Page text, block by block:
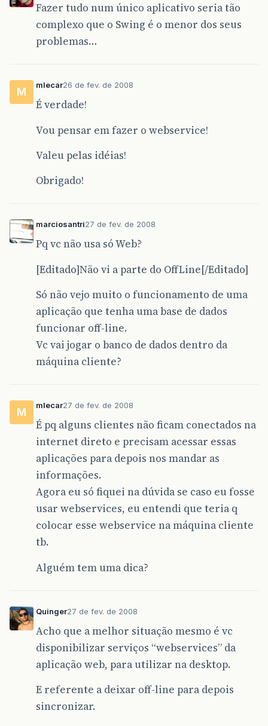
Fazer tudo num único aplicativo seria tão
complexo que o Swing é o menor dos seus
problemas…
M
mlecar26 de fev. de 2008
É verdade!
Vou pensar em fazer o webservice!
Valeu pelas idéias!
Obrigado!
marciosantri27 de fev. de 2008
Pq vc não usa só Web?
[Editado]Não vi a parte do OffLine[/Editado]
Só não vejo muito o funcionamento de uma
aplicação que tenha uma base de dados
funcionar off-line.
Vc vai jogar o banco de dados dentro da
máquina cliente?
M
mlecar27 de fev. de 2008
É pq alguns clientes não ficam conectados na
internet direto e precisam acessar essas
aplicações para depois nos mandar as
informações.
Agora eu só fiquei na dúvida se caso eu fosse
usar webservices, eu entendi que teria q
colocar esse webservice na máquina cliente
tb.
Alguém tem uma dica?
Quinger27 de fev. de 2008
Acho que a melhor situação mesmo é vc
disponibilizar serviços “webservices” da
aplicação web, para utilizar na desktop.
E referente a deixar off-line para depois
sincronizar.